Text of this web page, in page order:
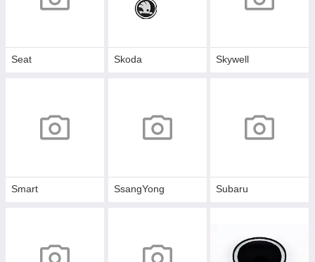
Seat Skoda Skywell
Smart SsangYong Subaru